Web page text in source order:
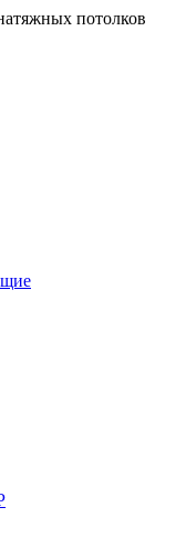
потолков